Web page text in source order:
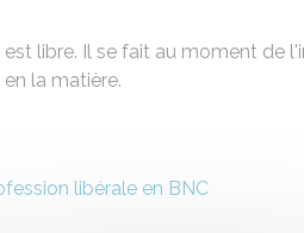
libre. Il se fait au moment de
la matière.
libérale en BNC